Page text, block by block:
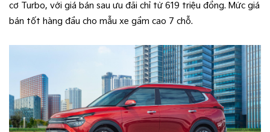
cơ Turbo, với giá bán sau ưu đãi chỉ từ 619 triệu đồng. Mức giá
bán tốt hàng đầu cho mẫu xe gầm cao 7 chỗ.